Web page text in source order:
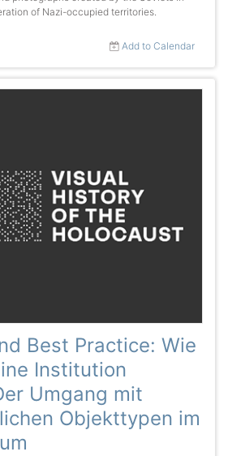
of Nazi-occupied territories.
Add to Calendar
Best Practice: Wie
Institution
Umgang mit
Objekttypen im